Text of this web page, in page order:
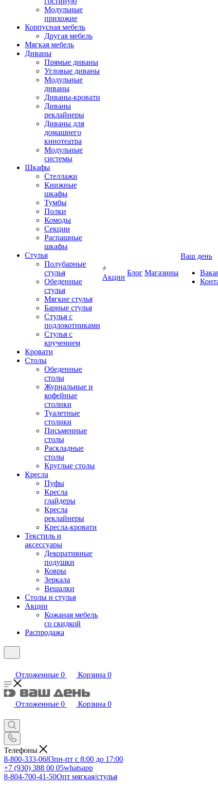
Модульные
прихожие
Корпусная мебель
Другая мебель
Мягкая мебель
Диваны
Прямые диваны
Угловые диваны
Модульные
диваны
Диваны-кровати
Диваны
реклайнеры
Диваны для
домашнего
кинотеатра
Модульные
системы
Шкафы
Стеллажи
Книжные
шкафы
Тумбы
Полки
Комоды
Секции
Распашные
шкафы
Стулья
Полубарные
стулья
Обеденные
стулья
Мягкие стулья
Барные стулья
Стулья с
подлокотниками
Стулья с
кручением
Кровати
Столы
Обеденные
столы
Журнальные и
кофейные
столики
Туалетные
столики
Письменные
столы
Раскладные
столы
Круглые столы
Кресла
Пуфы
Кресла
глайдеры
Кресла
реклайнеры
Кресла-кровати
Текстиль и
аксессуары
Декоративные
подушки
Ковры
Зеркала
Вешалки
Столы и стулья
Акции
Кожаная мебель
со скидкой
Распродажа
Акции
Блог Магазины
Ваш день
Отложенные 0 Корзина 0
Отложенные 0 Корзина 0
Телефоны
8-800-333-0683пн-пт с 8:00 до 17:00
+7 (930) 388 00 05whatsapp
8-804-700-41-50Опт мягкая/стулья